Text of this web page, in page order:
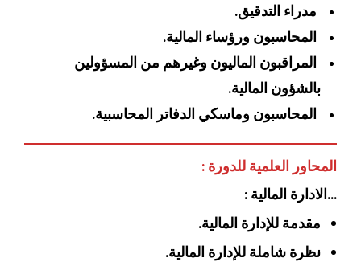
مدراء التدقيق.
المحاسبون ورؤساء المالية.
المراقبون الماليون وغيرهم من المسؤولين
بالشؤون المالية.
المحاسبون وماسكي الدفاتر المحاسبية.
المحاور العلمية للدورة :
…الادارة المالية :
مقدمة للإدارة المالية.
نظرة شاملة للإدارة المالية.